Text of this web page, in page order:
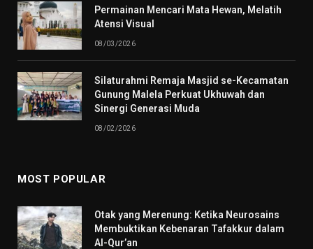
Permainan Mencari Mata Hewan, Melatih
Atensi Visual
08/03/2026
Silaturahmi Remaja Masjid se-Kecamatan
Gunung Malela Perkuat Ukhuwah dan
Sinergi Generasi Muda
08/02/2026
MOST POPULAR
Otak yang Merenung: Ketika Neurosains
Membuktikan Kebenaran Tafakkur dalam
Al-Qur’an